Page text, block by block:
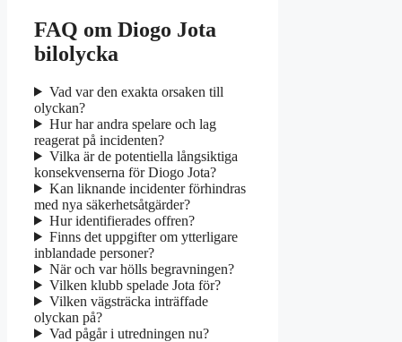
FAQ om Diogo Jota
bilolycka
Vad var den exakta orsaken till
olyckan?
Hur har andra spelare och lag
reagerat på incidenten?
Vilka är de potentiella långsiktiga
konsekvenserna för Diogo Jota?
Kan liknande incidenter förhindras
med nya säkerhetsåtgärder?
Hur identifierades offren?
Finns det uppgifter om ytterligare
inblandade personer?
När och var hölls begravningen?
Vilken klubb spelade Jota för?
Vilken vägsträcka inträffade
olyckan på?
Vad pågår i utredningen nu?